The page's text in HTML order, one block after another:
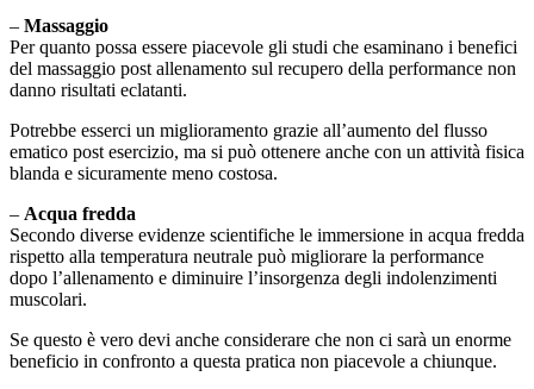
– Massaggio
Per quanto possa essere piacevole gli studi che esaminano i benefici
del massaggio post allenamento sul recupero della performance non
danno risultati eclatanti.
Potrebbe esserci un miglioramento grazie all’aumento del flusso
ematico post esercizio, ma si può ottenere anche con un attività fisica
blanda e sicuramente meno costosa.
– Acqua fredda
Secondo diverse evidenze scientifiche le immersione in acqua fredda
rispetto alla temperatura neutrale può migliorare la performance
dopo l’allenamento e diminuire l’insorgenza degli indolenzimenti
muscolari.
Se questo è vero devi anche considerare che non ci sarà un enorme
beneficio in confronto a questa pratica non piacevole a chiunque.